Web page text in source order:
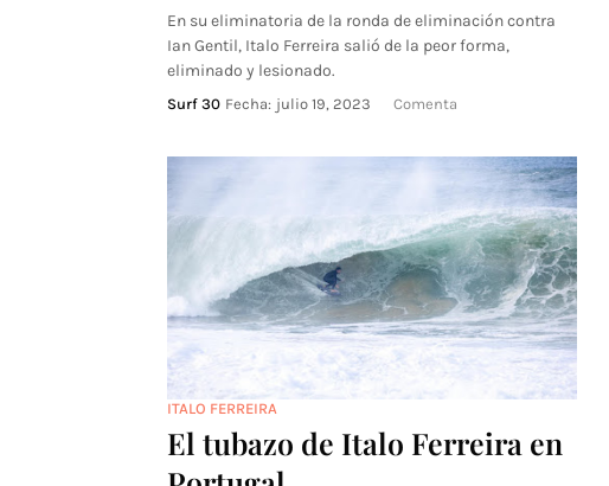
En su eliminatoria de la ronda de eliminación contra
Ian Gentil, Italo Ferreira salió de la peor forma,
eliminado y lesionado.
Surf 30 Fecha: julio 19, 2023 Comenta
ITALO FERREIRA
El tubazo de Italo Ferreira en